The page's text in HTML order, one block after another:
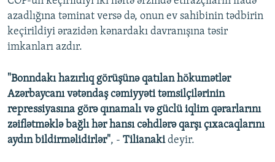
azadlığına təminat versə də, onun ev sahibinin tədbirin
keçirildiyi ərazidən kənardakı davranışına təsir
imkanları azdır.
"Bonndakı hazırlıq görüşünə qatılan hökumətlər
Azərbaycanı vətəndaş cəmiyyəti təmsilçilərinin
repressiyasına görə qınamalı və güclü iqlim qərarlarını
zəiflətməklə bağlı hər hansı cəhdlərə qarşı çıxacaqlarını
aydın bildirməlidirlər", - Tilianakideyir.